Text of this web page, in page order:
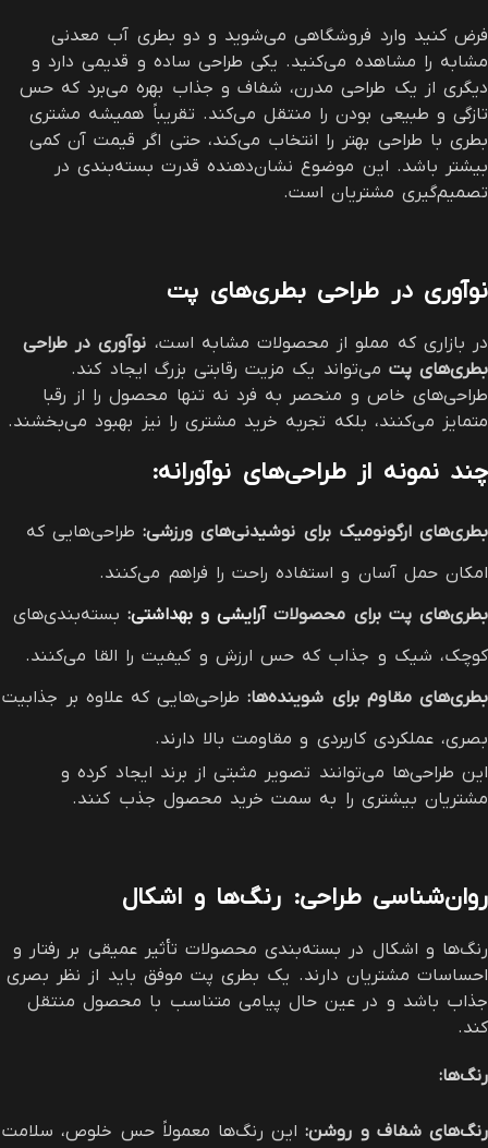
فرض کنید وارد فروشگاهی می‌شوید و دو بطری آب معدنی
مشابه را مشاهده می‌کنید. یکی طراحی ساده و قدیمی دارد و
دیگری از یک طراحی مدرن، شفاف و جذاب بهره می‌برد که حس
تازگی و طبیعی بودن را منتقل می‌کند. تقریباً همیشه مشتری
بطری با طراحی بهتر را انتخاب می‌کند، حتی اگر قیمت آن کمی
بیشتر باشد. این موضوع نشان‌دهنده قدرت بسته‌بندی در
تصمیم‌گیری مشتریان است.
نوآوری در طراحی بطری‌های پت
در بازاری که مملو از محصولات مشابه است، نوآوری در طراحی
بطری‌های پت می‌تواند یک مزیت رقابتی بزرگ ایجاد کند.
طراحی‌های خاص و منحصر به فرد نه تنها محصول را از رقبا
متمایز می‌کنند، بلکه تجربه خرید مشتری را نیز بهبود می‌بخشند.
چند نمونه از طراحی‌های نوآورانه:
بطری‌های ارگونومیک برای نوشیدنی‌های ورزشی:طراحی‌هایی که
امکان حمل آسان و استفاده راحت را فراهم می‌کنند.
بطری‌های پت برای محصولاتآرایشی و بهداشتی: بسته‌بندی‌های
کوچک، شیک و جذاب که حس ارزش و کیفیت را القا می‌کنند.
بطری‌های مقاوم برای شوینده‌ها:طراحی‌هایی که علاوه بر جذابیت
بصری، عملکردی کاربردی و مقاومت بالا دارند.
این طراحی‌ها می‌توانند تصویر مثبتی از برند ایجاد کرده و
مشتریان بیشتری را به سمت خرید محصول جذب کنند.
روان‌شناسی طراحی: رنگ‌ها و اشکال
رنگ‌ها و اشکال در بسته‌بندی محصولات تأثیر عمیقی بر رفتار و
احساسات مشتریان دارند. یک بطری پت موفق باید از نظر بصری
جذاب باشد و در عین حال پیامی متناسب با محصول منتقل
کند.
رنگ‌ها:
رنگ‌های شفاف و روشن:این رنگ‌ها معمولاً حس خلوص، سلامت